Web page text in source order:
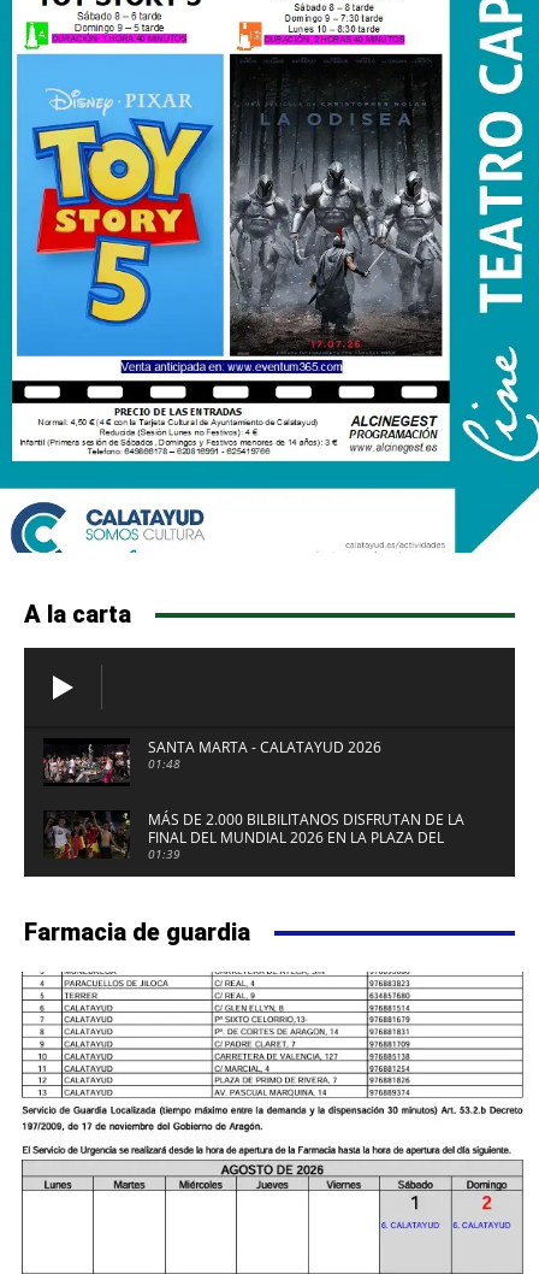
A la carta
SANTA MARTA - CALATAYUD 2026
01:48
MÁS DE 2.000 BILBILITANOS DISFRUTAN DE LA
FINAL DEL MUNDIAL 2026 EN LA PLAZA DEL
FUERTE DE CALATAYUD
01:39
Farmacia de guardia